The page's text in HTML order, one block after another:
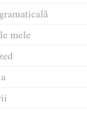
mele